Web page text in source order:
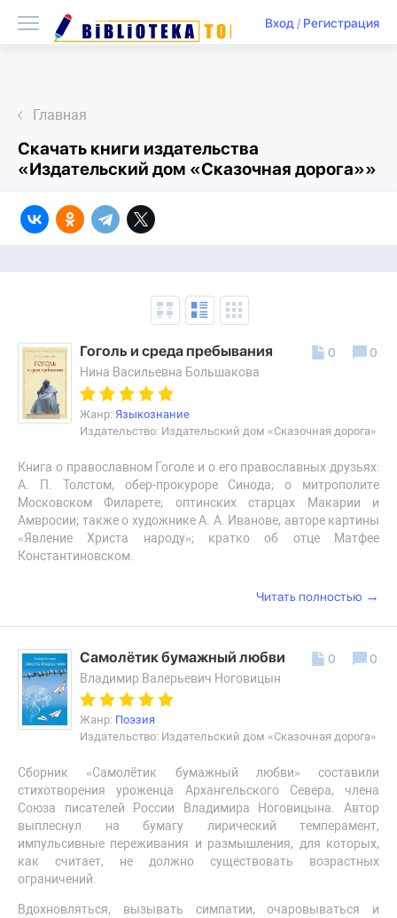
Вход/ Регистрация
Главная
Скачать книги издательства
«Издательский дом «Сказочная дорога»»
Гоголь и среда пребывания
Нина Васильевна Большакова
Жанр: Языкознание
Издательство: Издательский дом «Сказочная дорога»
Книга о православном Гоголе и о его православных друзьях:
А. П. Толстом, обер-прокуроре Синода; о митрополите
Московском Филарете; оптинских старцах Макарии и
Амвросии; также о художнике А. А. Иванове, авторе картины
«Явление Христа народу»; кратко об отце Матфее
Константиновском.
0 0
Читать полностью →
Самолётик бумажный любви
Владимир Валерьевич Ноговицын
Жанр: Поэзия
Издательство: Издательский дом «Сказочная дорога»
Сборник «Самолётик бумажный любви» составили
стихотворения уроженца Архангельского Севера, члена
Союза писателей России Владимира Ноговицына. Автор
выплеснул на бумагу лирический темперамент,
импульсивные переживания и размышления, для которых,
как считает, не должно существовать возрастных
ограничений.
Вдохновляться, вызывать симпатии, очаровываться и
0 0